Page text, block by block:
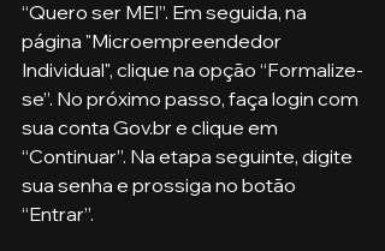
“Quero ser MEI”. Em seguida, na
página "Microempreendedor
Individual", clique na opção “Formalize-
se”. No próximo passo, faça login com
sua conta Gov.br e clique em
“Continuar”. Na etapa seguinte, digite
sua senha e prossiga no botão
“Entrar”.